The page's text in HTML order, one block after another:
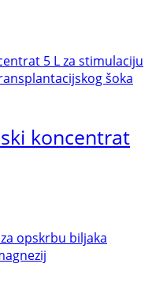
koncentrat